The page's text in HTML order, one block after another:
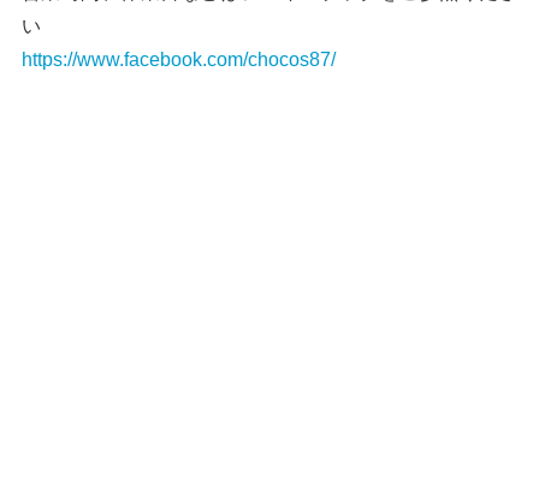
い
https://www.facebook.com/chocos87/